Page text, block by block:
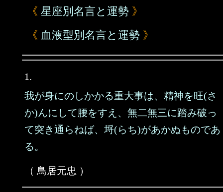
《 星座別名言と運勢 》
《 血液型別名言と運勢 》
1.
我が身にのしかかる重大事は、精神を旺(さ
か)んにして腰をすえ、無二無三に踏み破っ
て突き通らねば、埒(らち)があかぬものであ
る。
（ 鳥居元忠 ）